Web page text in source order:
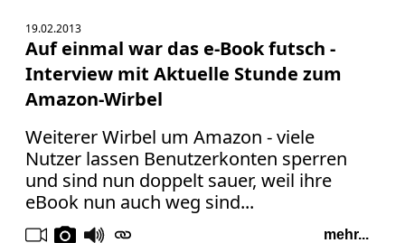
19.02.2013
Auf einmal war das e-Book futsch -
Interview mit Aktuelle Stunde zum
Amazon-Wirbel
Weiterer Wirbel um Amazon - viele
Nutzer lassen Benutzerkonten sperren
und sind nun doppelt sauer, weil ihre
eBook nun auch weg sind...
mehr...